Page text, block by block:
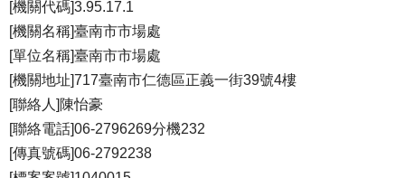
[機關代碼]3.95.17.1
[機關名稱]臺南市市場處
[單位名稱]臺南市市場處
[機關地址]717臺南市仁德區正義一街39號4樓
[聯絡人]陳怡豪
[聯絡電話]06-2796269分機232
[傳真號碼]06-2792238